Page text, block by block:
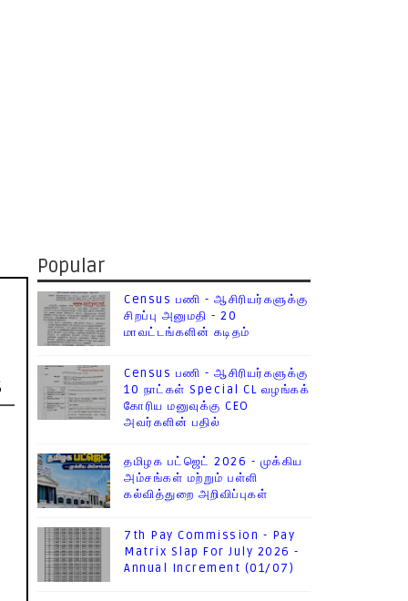
Popular
Census பணி - ஆசிரியர்களுக்கு
சிறப்பு அனுமதி - 20
மாவட்டங்களின் கடிதம்
Census பணி - ஆசிரியர்களுக்கு
10 நாட்கள் Special CL வழங்கக்
கோரிய மனுவுக்கு CEO
அவர்களின் பதில்
தமிழக பட்ஜெட் 2026 - முக்கிய
அம்சங்கள் மற்றும் பள்ளி
கல்வித்துறை அறிவிப்புகள்
7th Pay Commission - Pay
Matrix Slap For July 2026 -
Annual Increment (01/07)